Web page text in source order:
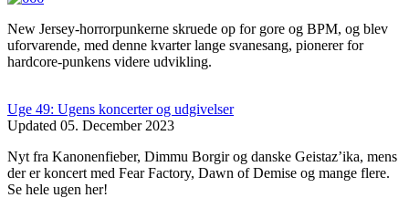
New Jersey-horrorpunkerne skruede op for gore og BPM, og blev
uforvarende, med denne kvarter lange svanesang, pionerer for
hardcore-punkens videre udvikling.
Uge 49: Ugens koncerter og udgivelser
Updated 05. December 2023
Nyt fra Kanonenfieber, Dimmu Borgir og danske Geistaz’ika, mens
der er koncert med Fear Factory, Dawn of Demise og mange flere.
Se hele ugen her!